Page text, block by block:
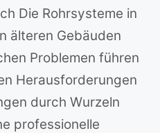
Die Rohrsysteme in
älteren Gebäuden
Problemen führen
Herausforderungen
durch Wurzeln
professionelle